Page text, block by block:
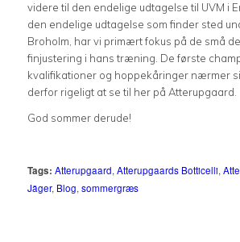
videre til den endelige udtagelse til UVM i
den endelige udtagelse som finder sted
Broholm, har vi primært fokus på de små
finjustering i hans træning. De første
kvalifikationer og hoppekåringer nærmer
derfor rigeligt at se til her på Atterupgaard.
God sommer derude!
Tags: Atterupgaard,Atterupgaards Botticelli,
Jäger, Blog,sommergræs